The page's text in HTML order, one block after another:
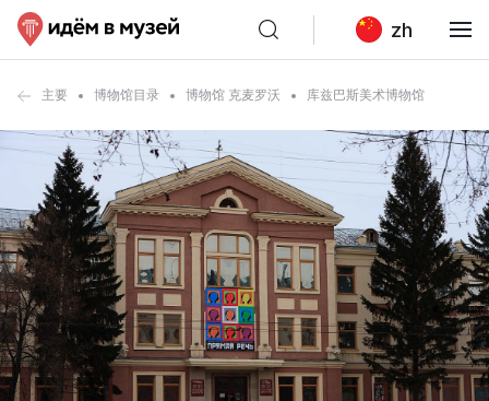
zh
主要 博物馆目录 博物馆 克麦罗沃 库兹巴斯美术博物馆